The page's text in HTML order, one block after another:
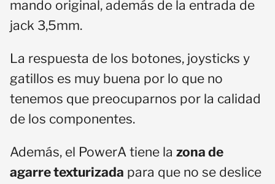
mando original, además de la entrada de
jack 3,5mm.
La respuesta de los botones, joysticks y
gatillos es muy buena por lo que no
tenemos que preocuparnos por la calidad
de los componentes.
Además, el PowerA tiene la zona de
agarre texturizada para que no se deslice